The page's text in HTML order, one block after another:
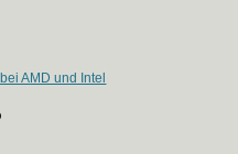
AMD und Intel